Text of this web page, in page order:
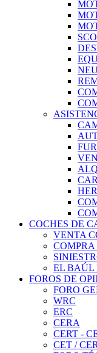
COCHES DE
VENTA
COMPRA
EL BAÚL
FOROS DE
FORO
WRC
ERC
CERA
CERT -
CET / CER